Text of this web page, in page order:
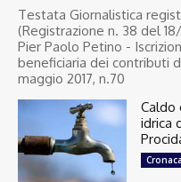
Testata Giornalistica
(Registrazione n. 38 del
Pier Paolo Petino -
beneficiaria dei contributi
maggio 2017, n.70
Caldo
idrica
Cronaca